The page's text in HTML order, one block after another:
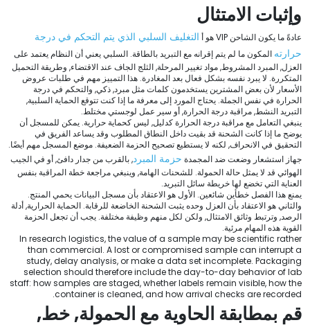
وإثبات الامتثال
عادةً ما يكون الشاحن VIP هو أ
التغليف السلبي الذي يتم التحكم في درجة
حرارته المكون ما لم يتم إقرانه مع التبريد بالطاقة. السلبي يعني أن النظام يعتمد على
العزل, المبرد المشروط, مواد تغيير المرحلة, الثلج الجاف عند الاقتضاء, وطريقة التحميل
المتكررة. لا يبرد نفسه بشكل فعال بعد المغادرة. هذا التمييز مهم في طلبات عروض
الأسعار لأن بعض المشترين يستخدمون كلمات مثل مبرد, ذكي, والتحكم في درجة
الحرارة في نفس الجملة. يحتاج المورد إلى معرفة ما إذا كنت تتوقع الحماية السلبية,
التبريد النشط, مراقبة درجة الحرارة, أو سير عمل لوجستي مختلط.
ينبغي التعامل مع مراقبة درجة الحرارة كدليل, ليس كحماية حرارية. يمكن للمسجل أن
يوضح ما إذا كانت الشحنة قد بقيت داخل النطاق المطلوب وقد يساعد الفريق في
التحقيق في الانحراف, لكنه لا يستطيع تصحيح الحزمة الضعيفة. موضع المسجل مهم أيضًا.
جهاز استشعار وضعت ضد المجمدة حزمة المبرد, بالقرب من جدار دافئ, أو في الجيب
الهوائي قد لا يمثل حالة الحمولة. للشحنات الهامة, وينبغي مراجعة خطة المراقبة بنفس
العناية التي تخضع لها خريطة سائل التبريد.
يمنع هذا الفصل خطأين شائعين. الأول هو الاعتقاد بأن مسجل البيانات يحمي المنتج.
والثاني هو الاعتقاد بأن العزل وحده يثبت الشحنة الخاضعة للرقابة. الحماية الحرارية, أدلة
الرصد, وترتبط وثائق الامتثال, ولكن لكل منهم وظيفة مختلفة. يجب أن تجعل الحزمة
القوية هذه المهام مرئية.
In research logistics,the value of a sample may be scientific rather
than commercial. A lost or compromised sample can interrupt a
study,delay analysis,or make a data set incomplete. Packaging
selection should therefore include the day-to-day behavior of lab
staff: how samples are staged,whether labels remain visible,how the
container is cleaned,and how arrival checks are recorded
.
قم بمطابقة الحاوية مع الحمولة, خط,